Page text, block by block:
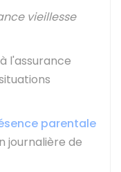
vieillesse
l'assurance
parentale
journalière de